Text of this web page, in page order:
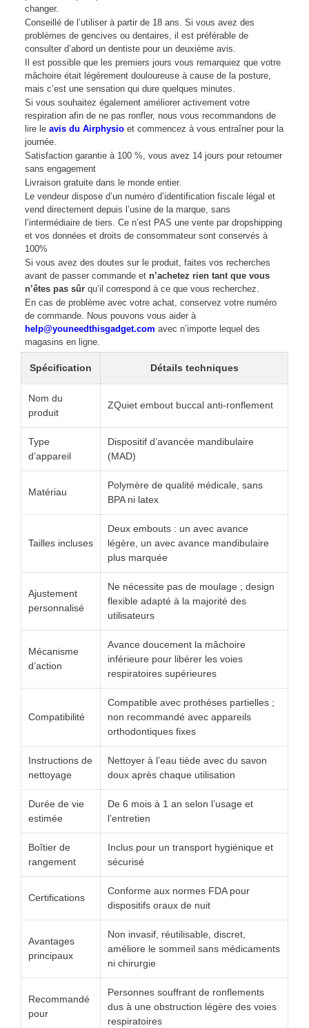
changer.
Conseillé de l’utiliser à partir de 18 ans. Si vous avez des
problèmes de gencives ou dentaires, il est préférable de
consulter d’abord un dentiste pour un deuxième avis.
Il est possible que les premiers jours vous remarquiez que votre
mâchoire était légèrement douloureuse à cause de la posture,
mais c’est une sensation qui dure quelques minutes.
Si vous souhaitez également améliorer activement votre
respiration afin de ne pas ronfler, nous vous recommandons de
lire le avis du Airphysio et commencez à vous entraîner pour la
journée.
Satisfaction garantie à 100 %, vous avez 14 jours pour retourner
sans engagement
Livraison gratuite dans le monde entier.
Le vendeur dispose d’un numéro d’identification fiscale légal et
vend directement depuis l’usine de la marque, sans
l’intermédiaire de tiers. Ce n’est PAS une vente par dropshipping
et vos données et droits de consommateur sont conservés à
100%
Si vous avez des doutes sur le produit, faites vos recherches
avant de passer commande et n’achetez rien tant que vous
n’êtes pas sûr qu’il correspond à ce que vous recherchez.
En cas de problème avec votre achat, conservez votre numéro
de commande. Nous pouvons vous aider à
help@youneedthisgadget.com avec n’importe lequel des
magasins en ligne.
Spécification Détails techniques
Nom du
produit
ZQuiet embout buccal anti-ronflement
Type
d’appareil
Dispositif d’avancée mandibulaire
(MAD)
Matériau
Polymère de qualité médicale, sans
BPA ni latex
Tailles incluses
Deux embouts : un avec avance
légère, un avec avance mandibulaire
plus marquée
Ajustement
personnalisé
Ne nécessite pas de moulage ; design
flexible adapté à la majorité des
utilisateurs
Mécanisme
d’action
Avance doucement la mâchoire
inférieure pour libérer les voies
respiratoires supérieures
Compatibilité
Compatible avec prothèses partielles ;
non recommandé avec appareils
orthodontiques fixes
Instructions de
nettoyage
Nettoyer à l’eau tiède avec du savon
doux après chaque utilisation
Durée de vie
estimée
De 6 mois à 1 an selon l’usage et
l’entretien
Boîtier de
rangement
Inclus pour un transport hygiénique et
sécurisé
Certifications
Conforme aux normes FDA pour
dispositifs oraux de nuit
Avantages
principaux
Non invasif, réutilisable, discret,
améliore le sommeil sans médicaments
ni chirurgie
Recommandé
pour
Personnes souffrant de ronflements
dus à une obstruction légère des voies
respiratoires